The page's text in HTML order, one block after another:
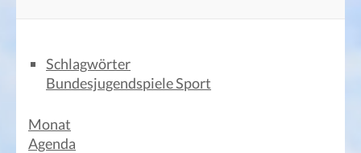
Schlagwörter
BundesjugendspieleSport
Monat
Agenda